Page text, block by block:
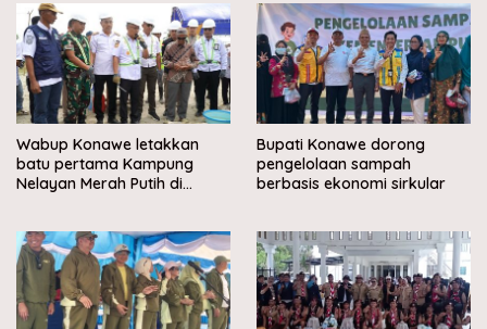
Wabup Konawe letakkan
batu pertama Kampung
Nelayan Merah Putih di
Bupati Konawe dorong
pengelolaan sampah
berbasis ekonomi sirkular